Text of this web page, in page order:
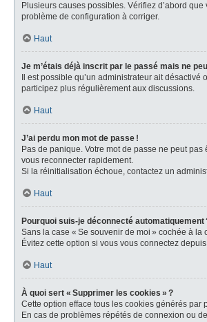
Plusieurs causes possibles. Vérifiez d’abord
problème de configuration à corriger.
Haut
Je m’étais déjà inscrit par le passé mais ne
Il est possible qu’un administrateur ait
participez plus régulièrement aux discussions.
Haut
J’ai perdu mon mot de passe !
Pas de panique. Votre mot de passe ne peut
vous reconnecter rapidement.
Si la réinitialisation échoue, contactez un
Haut
Pourquoi suis-je déconnecté automatiquement
Sans la case « Se souvenir de moi » cochée à
Évitez cette option si vous vous connectez
Haut
À quoi sert « Supprimer les cookies » ?
Cette option efface tous les cookies générés par
En cas de problèmes répétés de connexion ou